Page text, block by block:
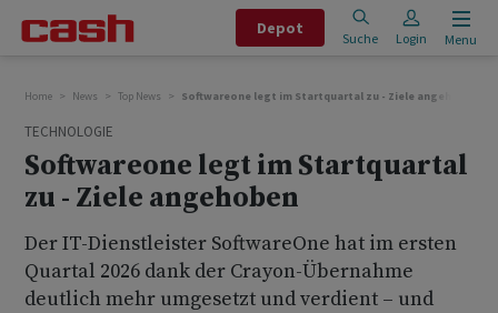
Depot
Suche Login Menu
Home News Top News Softwareone legt im Startquartal zu - Ziele angehoben
TECHNOLOGIE
Softwareone legt im Startquartal
zu - Ziele angehoben
Der IT-Dienstleister SoftwareOne hat im ersten
Quartal 2026 dank der Crayon-Übernahme
deutlich mehr umgesetzt und verdient – und